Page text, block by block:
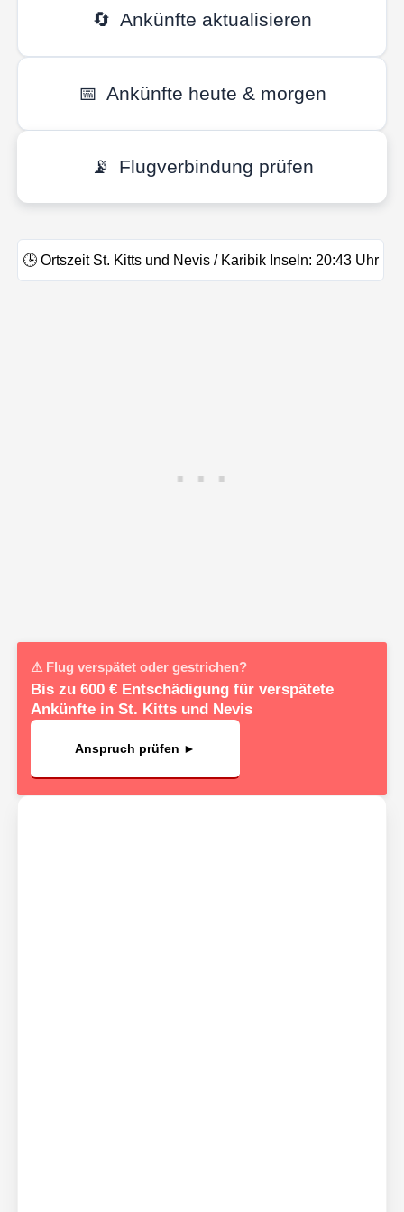
🔄 Ankünfte aktualisieren
📅 Ankünfte heute & morgen
📡 Flugverbindung prüfen
🕒 Ortszeit St. Kitts und Nevis / Karibik Inseln: 20:43 Uhr
⚠ Flug verspätet oder gestrichen?
Bis zu 600 € Entschädigung für verspätete
Ankünfte in St. Kitts und Nevis
Anspruch prüfen ►